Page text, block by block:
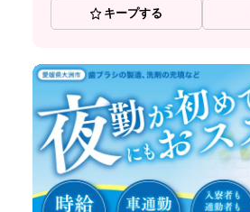
キープする